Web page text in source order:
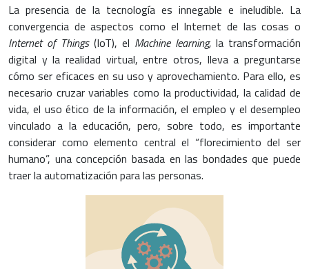
La presencia de la tecnología es innegable e ineludible. La
convergencia de aspectos como el Internet de las cosas o
Internet of Things(IoT), el Machine learning, la transformación
digital y la realidad virtual, entre otros, lleva a preguntarse
cómo ser eficaces en su uso y aprovechamiento. Para ello, es
necesario cruzar variables como la productividad, la calidad de
vida, el uso ético de la información, el empleo y el desempleo
vinculado a la educación, pero, sobre todo, es importante
considerar como elemento central el “florecimiento del ser
humano”, una concepción basada en las bondades que puede
traer la automatización para las personas.